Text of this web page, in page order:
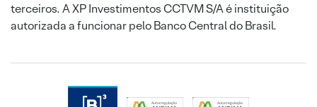
terceiros. A XP Investimentos CCTVM S/A é instituição
autorizada a funcionar pelo Banco Central do Brasil.